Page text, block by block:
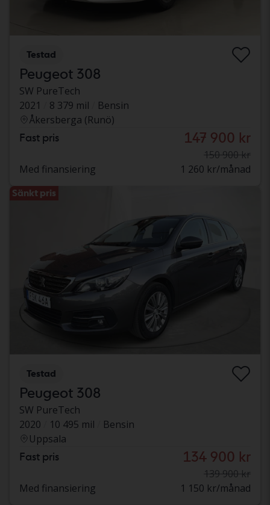
Testad
Peugeot 308
SW PureTech
2021
8 379 mil
Bensin
Åkersberga (Runö)
Fast pris 147 900 kr
150 900 kr
Med finansiering
1 260 kr/månad
Sänkt pris
Testad
Peugeot 308
SW PureTech
2020
10 495 mil
Bensin
Uppsala
Fast pris 134 900 kr
139 900 kr
Med finansiering
1 150 kr/månad